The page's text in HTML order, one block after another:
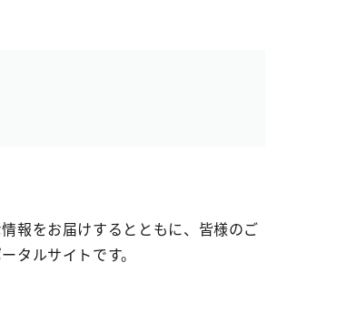
報をお届けするとともに、皆様のご
タルサイトです。